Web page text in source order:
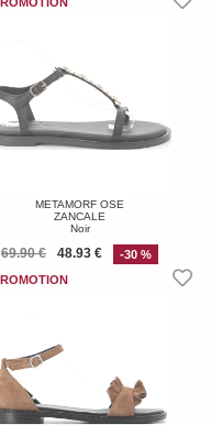
METAMORF OSE
ZANCALE
Noir
69.90 € 48.93 € -30 %